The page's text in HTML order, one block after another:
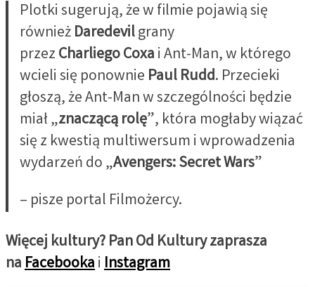
Plotki sugerują, że w filmie pojawią się
równieżDaredevilgrany
przezCharliegoCoxai Ant-Man, w którego
wcieli się ponownie PaulRudd. Przecieki
głoszą, że Ant-Man w szczególności będzie
miał „znaczącą rolę”, która mogłaby wiązać
się z kwestią multiwersum i wprowadzenia
wydarzeń do „Avengers: Secret Wars”
– pisze portal Filmożercy.
Więcej kultury? Pan Od Kultury zaprasza
naFacebookaiInstagram